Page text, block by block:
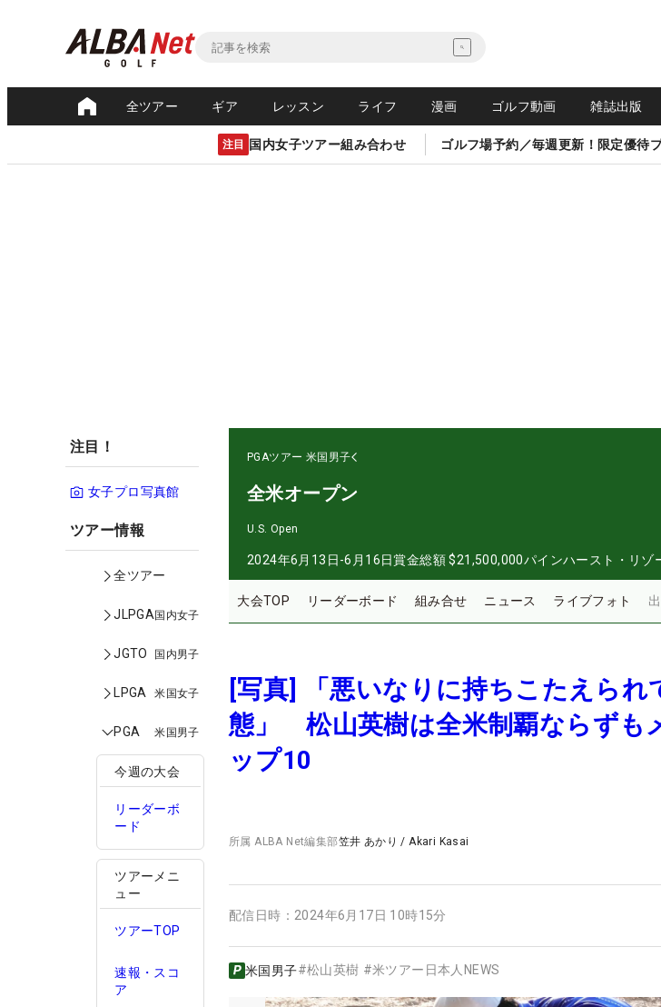
全ツアー ギア レッスン ライフ 漫画 ゴルフ動画 雑誌出版
注目 国内女子ツアー組み合わせ ゴルフ場予約／毎週更新！限定優待
注目！
女子プロ写真館
ツアー情報
全ツアー
JLPGA国内女子
JGTO 国内男子
LPGA 米国女子
PGA 米国男子
今週の大会
リーダーボ
ード
ツアーメニ
ュー
ツアーTOP
速報・スコ
ア
PGAツアー 米国男子
全米オープン
U.S. Open
2024年6月13日-6月16日賞金総額 $21,500,000パインハースト・リゾ
大会TOP リーダーボード 組み合せ ニュース ライブフォト
[写真] 「悪いなりに持ちこたえられ
態」 松山英樹は全米制覇ならずも
ップ10
所属ALBA Net編集部笠井 あかり /Akari Kasai
配信日時： 2024年6月17日 10時15分
米国男子#松山英樹 #米ツアー日本人NEWS